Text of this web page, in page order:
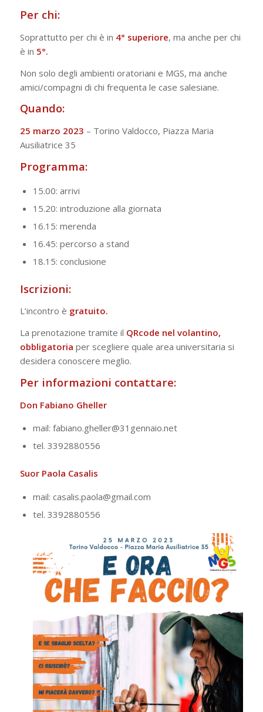
Per chi:
Soprattutto per chi è in 4° superiore, ma anche per chi
è in 5°.
Non solo degli ambienti oratoriani e MGS, ma anche
amici/compagni di chi frequenta le case salesiane.
Quando:
25 marzo 2023 – Torino Valdocco, Piazza Maria
Ausiliatrice 35
Programma:
15.00: arrivi
15.20: introduzione alla giornata
16.15: merenda
16.45: percorso a stand
18.15: conclusione
Iscrizioni:
L’incontro è gratuito.
La prenotazione tramite il QRcode nel volantino,
obbligatoria per scegliere quale area universitaria si
desidera conoscere meglio.
Per informazioni contattare:
Don Fabiano Gheller
mail: fabiano.gheller@31gennaio.net
tel. 3392880556
Suor Paola Casalis
mail: casalis.paola@gmail.com
tel. 3392880556